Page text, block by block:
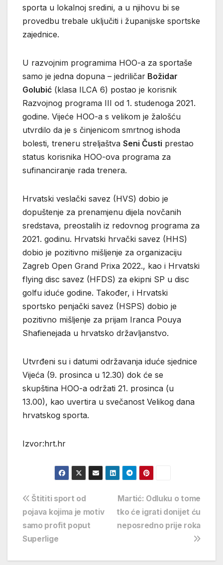
sporta u lokalnoj sredini, a u njihovu bi se
provedbu trebale uključiti i županijske sportske
zajednice.
U razvojnim programima HOO-a za sportaše
samo je jedna dopuna – jedriličar Božidar
Golubić (klasa ILCA 6) postao je korisnik
Razvojnog programa III od 1. studenoga 2021.
godine. Vijeće HOO-a s velikom je žalošću
utvrdilo da je s činjenicom smrtnog ishoda
bolesti, treneru streljaštva Seni Čusti prestao
status korisnika HOO-ova programa za
sufinanciranje rada trenera.
Hrvatski veslački savez (HVS) dobio je
dopuštenje za prenamjenu dijela novčanih
sredstava, preostalih iz redovnog programa za
2021. godinu. Hrvatski hrvački savez (HHS)
dobio je pozitivno mišljenje za organizaciju
Zagreb Open Grand Prixa 2022., kao i Hrvatski
flying disc savez (HFDS) za ekipni SP u disc
golfu iduće godine. Također, i Hrvatski
sportsko penjački savez (HSPS) dobio je
pozitivno mišljenje za prijam Iranca Pouya
Shafienejada u hrvatsko državljanstvo.
Utvrđeni su i datumi održavanja iduće sjednice
Vijeća (9. prosinca u 12.30) dok će se
skupština HOO-a održati 21. prosinca (u
13.00), kao uvertira u svečanost Velikog dana
hrvatskog sporta.
Izvor:hrt.hr
Navigacija
objava
Martić: Odluku o tome
tko će igrati donijet ću
neposredno prije roka
Štititi sport od
pojava kojima je motiv
samo profit poput
Superlige